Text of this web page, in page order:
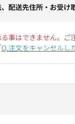
配送先住所・お受け
事はできません。 ご
Q.注文をキャンセルし